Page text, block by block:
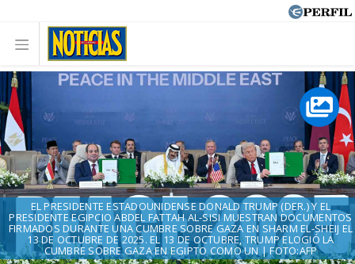
EL PRESIDENTE ESTADOUNIDENSE DONALD TRUMP (DER.) Y EL
PRESIDENTE EGIPCIO ABDEL FATTAH AL-SISI MUESTRAN DOCUMENTOS
FIRMADOS DURANTE UNA CUMBRE SOBRE GAZA EN SHARM EL-SHEIJ EL
13 DE OCTUBRE DE 2025. EL 13 DE OCTUBRE, TRUMP ELOGIÓ LA
CUMBRE SOBRE GAZA EN EGIPTO COMO UN | FOTO:AFP